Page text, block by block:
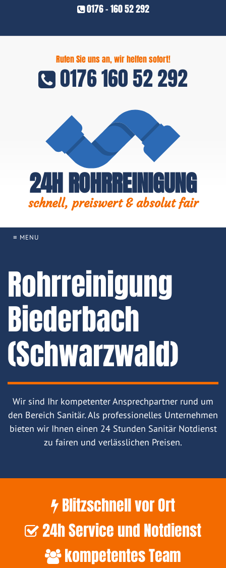
0176 - 160 52 292
Rufen Sie uns an, wir helfen sofort!
0176 160 52 292
24H ROHRREINIGUNG
schnell, preiswert & absolut fair
≡ MENU
Rohrreinigung
Biederbach
(Schwarzwald)
Wir sind Ihr kompetenter Ansprechpartner rund um
den Bereich Sanitär. Als professionelles Unternehmen
bieten wir Ihnen einen 24 Stunden Sanitär Notdienst
zu fairen und verlässlichen Preisen.
Blitzschnell vor Ort
24h Service und Notdienst
kompetentes Team